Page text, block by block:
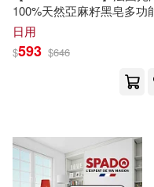
郄亞威（編），鋤
郭麗
鄭勝奕(1) 鄭
社會科學文獻出版
究竟(1) 立緒
100%天然亞麻籽黑皂多功
潔除垢凝膠750ML X1入(法
原裝)
日用
$593 $646